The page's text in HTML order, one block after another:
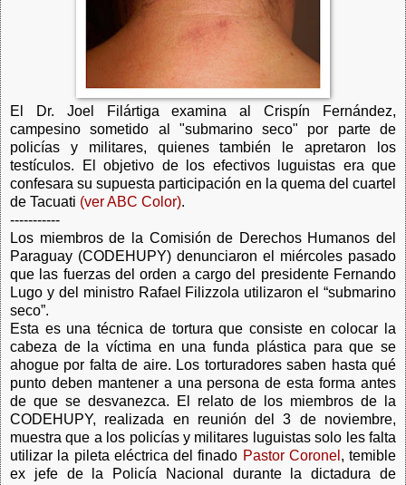
El Dr. Joel Filártiga examina al Crispín Fernández,
campesino sometido al "submarino seco" por parte de
policías y militares, quienes también le apretaron los
testículos. El objetivo de los efectivos luguistas era que
confesara su supuesta participación en la quema del cuartel
de Tacuati (ver ABC Color).
-----------
Los miembros de la Comisión de Derechos Humanos del
Paraguay (CODEHUPY) denunciaron el miércoles pasado
que las fuerzas del orden a cargo del presidente Fernando
Lugo y del ministro Rafael Filizzola utilizaron el “submarino
seco”.
Esta es una técnica de tortura que consiste en colocar la
cabeza de la víctima en una funda plástica para que se
ahogue por falta de aire. Los torturadores saben hasta qué
punto deben mantener a una persona de esta forma antes
de que se desvanezca. El relato de los miembros de la
CODEHUPY, realizada en reunión del 3 de noviembre,
muestra que a los policías y militares luguistas solo les falta
utilizar la pileta eléctrica del finado Pastor Coronel , temible
ex jefe de la Policía Nacional durante la dictadura de